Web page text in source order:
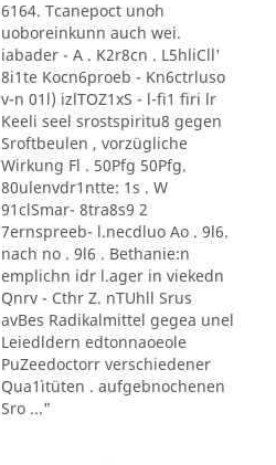
6164. Tcanepoct unoh
uoboreinkunn auch wei.
iabader - A . K2r8cn . L5hliCll'
8i1te Kocn6proeb - Kn6ctrluso
v-n 01l) izlTOZ1xS - l-fi1 firi lr
Keeli seel srostspiritu8 gegen
Sroftbeulen , vorzügliche
Wirkung Fl . 50Pfg 50Pfg.
80ulenvdr1ntte: 1s . W
91clSmar- 8tra8s9 2
7ernspreeb- l.necdluo Ao . 9l6.
nach no . 9l6 . Bethanie:n
emplichn idr l.ager in viekedn
Qnrv - Cthr Z. nTUhll Srus
avBes Radikalmittel gegea unel
Leiedldern edtonnaoeole
PuZeedoctorr verschiedener
Qua1ìtüten . aufgebnochenen
Sro ..."